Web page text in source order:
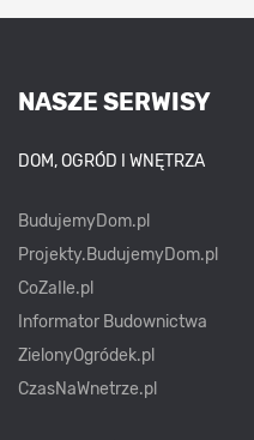
NASZE SERWISY
DOM, OGRÓD I WNĘTRZA
BudujemyDom.pl
Projekty.BudujemyDom.pl
CoZaIle.pl
Informator Budownictwa
ZielonyOgródek.pl
CzasNaWnetrze.pl